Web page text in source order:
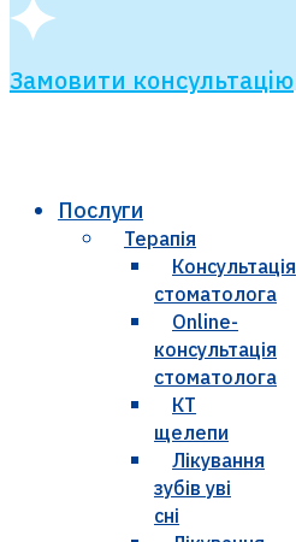
Замовити консультацію
Послуги
Терапія
Консультація
стоматолога
Online-
консультація
стоматолога
КТ
щелепи
Лікування
зубів уві
сні